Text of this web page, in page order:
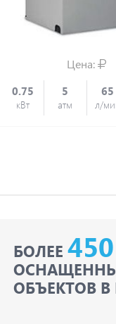
Цена:
0.75
кВт
5
атм
65
л/
БОЛЕЕ450
ОБЪЕКТОВ В